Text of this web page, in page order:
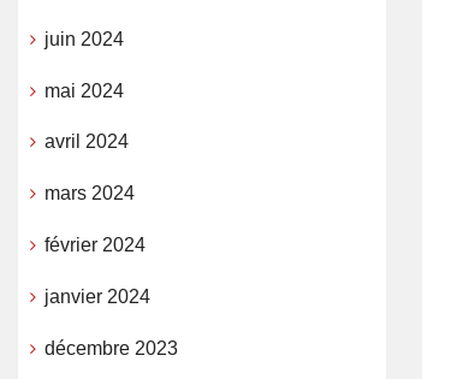
juin 2024
mai 2024
avril 2024
mars 2024
février 2024
janvier 2024
décembre 2023